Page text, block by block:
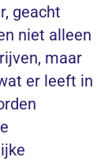
geacht
niet alleen
maar
er leeft in